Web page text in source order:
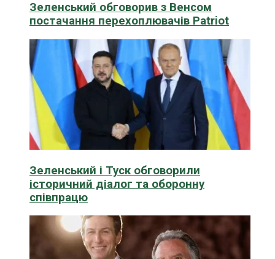
Зеленський обговорив з Венсом
постачання перехоплювачів Patriot
Зеленський і Туск обговорили
історичний діалог та оборонну
співпрацю